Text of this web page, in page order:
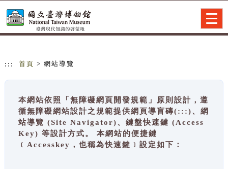
::: 首頁 > 網站導覽
本網站依照「無障礙網頁開發規範」原則設計，遵
循無障礙網站設計之規範提供網頁導盲磚(:::)、網
站導覽 (Site Navigator)、鍵盤快速鍵 (Access
Key) 等設計方式。 本網站的便捷鍵
﹝Accesskey，也稱為快速鍵﹞設定如下：